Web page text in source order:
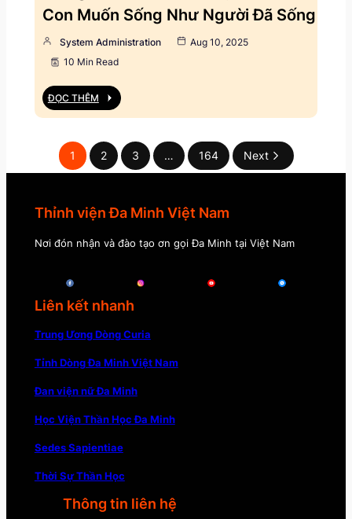
Con Muốn Sống Như Người Đã Sống
System Administration
Aug 10, 2025
10 Min Read
ĐỌC THÊM
1 2 3 … 164 Next
Thỉnh viện Đa Minh Việt Nam
Nơi đón nhận và đào tạo ơn gọi Đa Minh tại Việt Nam
Liên kết nhanh
Trung Ương Dòng Curia
Tỉnh Dòng Đa Minh Việt Nam
Đan viện nữ Đa Minh
Học Viện Thần Học Đa Minh
Sedes Sapientiae
Thời Sự Thần Học
Thông tin liên hệ